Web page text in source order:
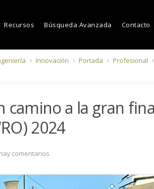
Recursos Búsqueda Avanzada Contacto
Innovación Portada Profesional
camino a la gran
2024
comentarios